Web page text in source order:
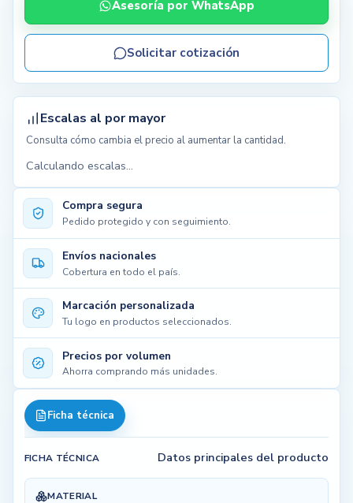
Compra segura
Pedido protegido y con seguimiento.
Envíos nacionales
Cobertura en todo el país.
Marcación personalizada
Tu logo en productos seleccionados.
Precios por volumen
Ahorra comprando más unidades.
Ficha técnica
FICHA TÉCNICA Datos principales del producto
MATERIAL
Asesoría por WhatsApp
Solicitar cotización
Escalas al por mayor
Consulta cómo cambia el precio al aumentar la cantidad.
Calculando escalas...